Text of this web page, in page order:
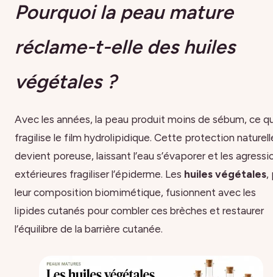
Pourquoi la peau mature
réclame-t-elle des huiles
végétales ?
Avec les années, la peau produit moins de sébum, ce
fragilise le film hydrolipidique. Cette protection
devient poreuse, laissant l’eau s’évaporer et les
extérieures fragiliser l’épiderme. Les huiles végétales,
leur composition biomimétique, fusionnent avec les
lipides cutanés pour combler ces brèches et restaurer
l’équilibre de la barrière cutanée.